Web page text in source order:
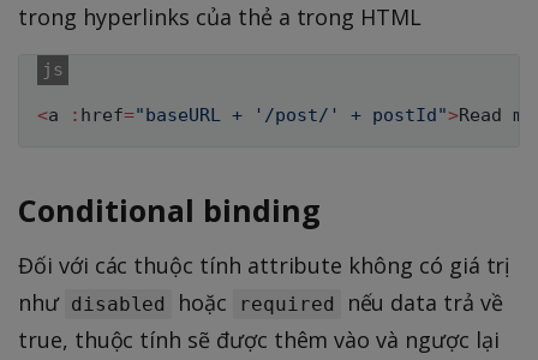
trong hyperlinks của thẻ a trong HTML
<a : href="baseURL + '/post/' + postId">Read
Conditional binding
Đối với các thuộc tính attribute không có giá trị
như disabled hoặc required
nếu data trả về
true, thuộc tính sẽ được thêm vào và ngược lại